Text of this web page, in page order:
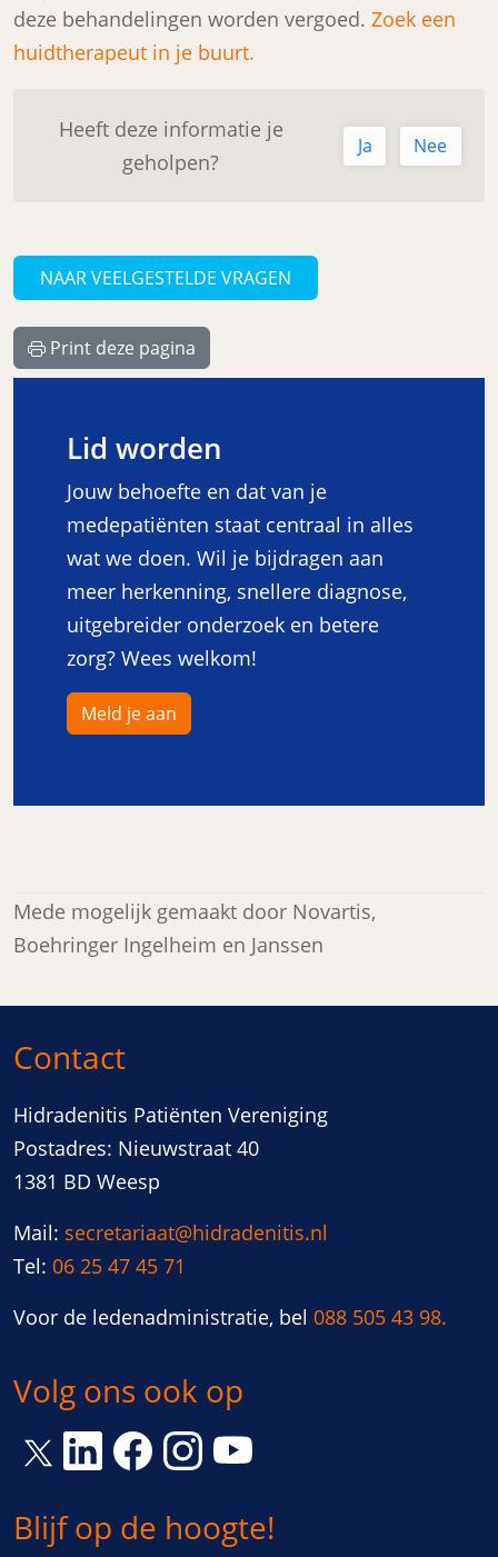
deze behandelingen worden vergoed. Zoek een
huidtherapeut in je buurt.
Heeft deze informatie je
geholpen?
Ja Nee
NAAR VEELGESTELDE VRAGEN
Print deze pagina
Lid worden
Jouw behoefte en dat van je
medepatiënten staat centraal in alles
wat we doen. Wil je bijdragen aan
meer herkenning, snellere diagnose,
uitgebreider onderzoek en betere
zorg? Wees welkom!
Meld je aan
Mede mogelijk gemaakt door Novartis,
Boehringer Ingelheim en Janssen
Contact
Hidradenitis Patiënten Vereniging
Postadres: Nieuwstraat 40
1381 BD Weesp
Mail: secretariaat@hidradenitis.nl
Tel: 06 25 47 45 71
Voor de ledenadministratie, bel 088 505 43 98.
Volg ons ook op
Link opent een nieuw venster
Link opent een nieuw venster
Link opent een nieuw venster
Link opent een nieuw venster
Link opent een nieuw
Blijf op de hoogte!